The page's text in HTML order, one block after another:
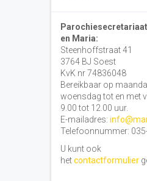
en Maria:
Steenhoffstraat 41
3764 BJ Soest
KvK nr 74836048
Bereikbaar op
woensdag tot en met
9.00 tot 12.00 uur.
E-mailadres:
Telefoonnummer:
U kunt ook
hetcontactformulier